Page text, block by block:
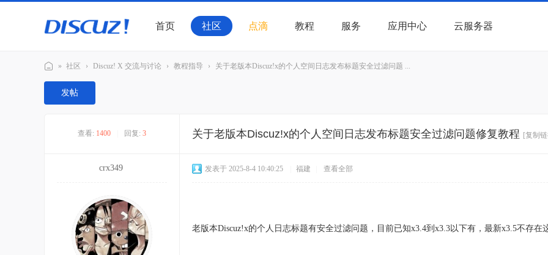
首页 社区 点滴 教程 服务 应用中心 云服务器
Di
» 社区 › Discuz! X 交流与讨论 › 教程指导 › 关于老版本Discuz!x的个人空间日志发布标题安全过滤问题 ...
发帖
查看: 1400 回复: 3 关于老版本Discuz!x的个人空间日志发布标题安全过滤问题修复教程 [复制
crx349 发表于 2025-8-4 10:40:25 福建 查看全部
老版本Discuz!x的个人日志标题有安全过滤问题，目前已知x3.4到x3.3以下有，最新x3.5不存在